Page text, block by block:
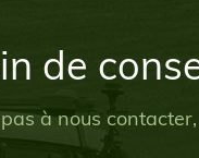
de
à nous